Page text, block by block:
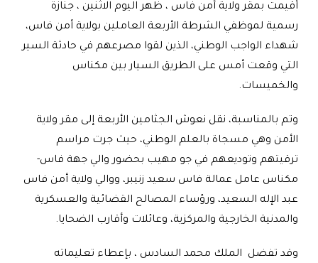
أقيمت بمقر ولاية أمن فاس ، ظهر اليوم الاثنين ، جنازة
رسمية لموظفي الشرطة الأربعة العاملين بولاية أمن فاس،
شهداء الواجب الوطني، الذين لقوا مصرعهم في حادثة السير
التي وقعت أمس على الطريق السيار بين مكناس
والخميسات.
وتم بالمناسبة، نقل نعوش الجثامين الأربعة إلى مقر ولاية
الأمن وهي مسجاة بالعلم الوطني، حيث جرت مراسم
ترقيتهم وتوديعهم في جو مهيب بحضور والي جهة فاس-
مكناس عامل عمالة فاس سعيد زنيبر، ووالي ولاية أمن فاس
عبد الإله السعيد، ورؤساء المصالح القضائية والعسكرية
والمدنية الخارجية والمركزية، وعائلات وأقارب الضحايا.
وقد تفضل الملك محمد السادس ، بإعطاء تعليماته